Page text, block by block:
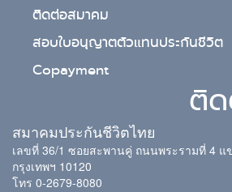
ติดต่อสมาคม
สอบใบอนุญาตตัวแทนประกันชีวิต
Copayment
ติ
สมาคมประกันชีวิตไทย
เลขที่ 36/1 ซอยสะพานคู่ ถนนพระรามที่ 4 แ
กรุงเทพฯ 10120
โทร 0-2679-8080